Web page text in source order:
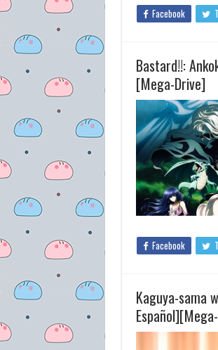
Facebook
Bastard!!:
[Mega-Drive]
Facebook
Kaguya-sama